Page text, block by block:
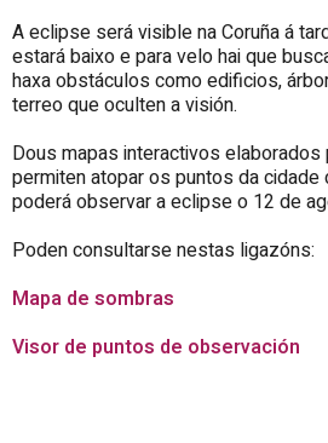
A eclipse será visible na Coruña á
estará baixo e para velo hai que
haxa obstáculos como edificios,
terreo que oculten a visión.
Dous mapas interactivos elaborados
permiten atopar os puntos da
poderá observar a eclipse o 12 de
Poden consultarse nestas ligazóns:
Mapa de sombras
Visor de puntos de observación